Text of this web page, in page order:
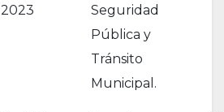
2023
Seguridad
Pública y
Tránsito
Municipal.